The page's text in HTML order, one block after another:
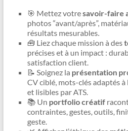
🎯 Mettez votresavoir-faire
photos “avant/après”,
résultats mesurables.
🧰 Liez chaque mission à des
précises et à un impact :
satisfaction client.
📝 Soignez la présentation
CV ciblé, mots-clés adaptés
et lisibles par ATS.
📚 Un portfolio créatif
contraintes, gestes, outils,
geste.